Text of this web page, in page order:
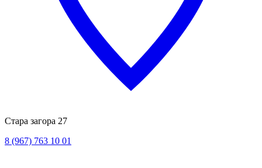
Стара загора 27
8 (967) 763 10 01